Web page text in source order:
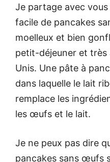
Je partage avec
facile de pancakes
moelleux et bien
petit-déjeuner et très
Unis. Une pâte à
dans laquelle le lait
remplace les
les œufs et le lait.
Je ne peux pas dire
pancakes sans œufs